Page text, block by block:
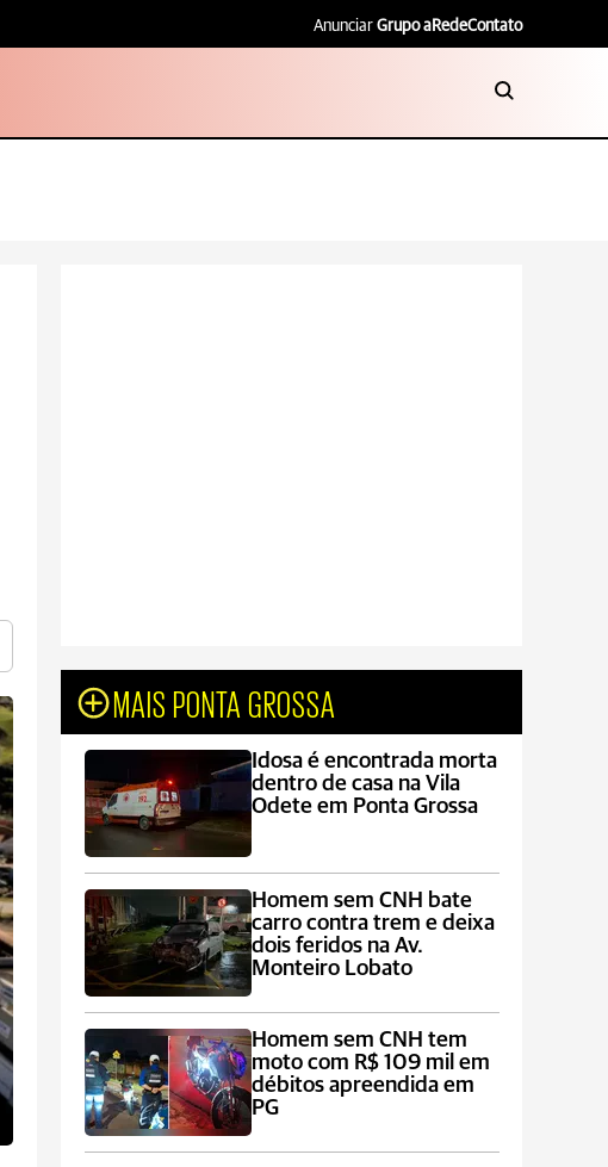
Anunciar Grupo aRedeContato
MAIS PONTA GROSSA
Idosa é encontrada morta
dentro de casa na Vila
Odete em Ponta Grossa
Homem sem CNH bate
carro contra trem e deixa
dois feridos na Av.
Monteiro Lobato
Homem sem CNH tem
moto com R$ 109 mil em
débitos apreendida em
PG